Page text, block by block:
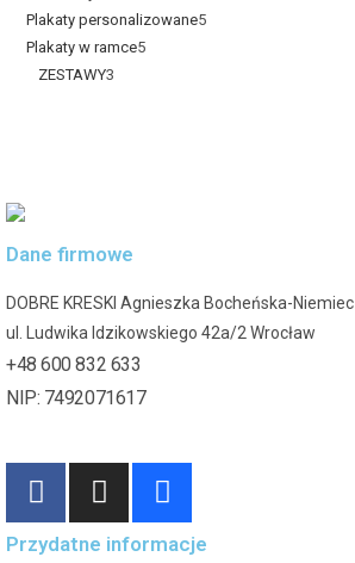
Plakaty personalizowane5
Plakaty w ramce5
ZESTAWY3
Dane firmowe
DOBRE KRESKI Agnieszka Bocheńska-Niemiec
ul. Ludwika Idzikowskiego 42a/2 Wrocław
+48 600 832 633
NIP: 7492071617
Przydatne informacje